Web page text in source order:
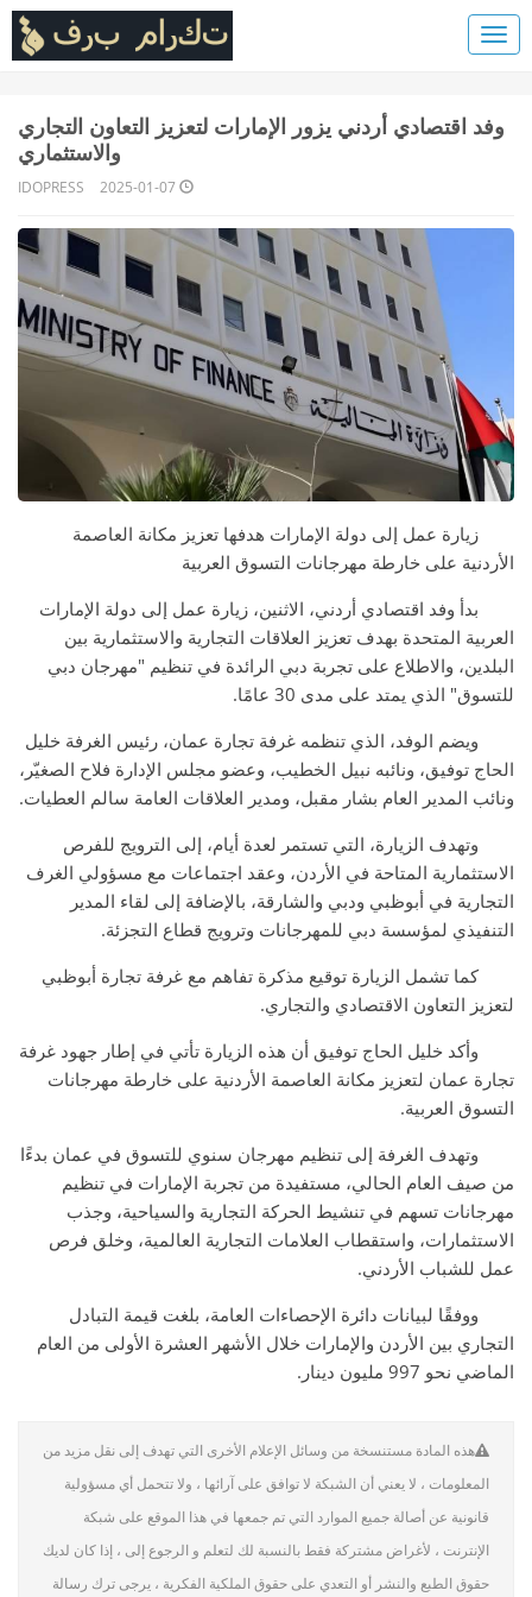
وفد اقتصادي أردني يزور الإمارات لتعزيز التعاون التجاري
والاستثماري
2025-01-07
IDOPRESS
زيارة عمل إلى دولة الإمارات هدفها تعزيز مكانة العاصمة
الأردنية على خارطة مهرجانات التسوق العربية
بدأ وفد اقتصادي أردني، الاثنين، زيارة عمل إلى دولة الإمارات
العربية المتحدة بهدف تعزيز العلاقات التجارية والاستثمارية بين
البلدين، والاطلاع على تجربة دبي الرائدة في تنظيم "مهرجان دبي
للتسوق" الذي يمتد على مدى 30 عامًا.
ويضم الوفد، الذي تنظمه غرفة تجارة عمان، رئيس الغرفة خليل
الحاج توفيق، ونائبه نبيل الخطيب، وعضو مجلس الإدارة فلاح الصغيّر،
ونائب المدير العام بشار مقبل، ومدير العلاقات العامة سالم العطيات.
وتهدف الزيارة، التي تستمر لعدة أيام، إلى الترويج للفرص
الاستثمارية المتاحة في الأردن، وعقد اجتماعات مع مسؤولي الغرف
التجارية في أبوظبي ودبي والشارقة، بالإضافة إلى لقاء المدير
التنفيذي لمؤسسة دبي للمهرجانات وترويج قطاع التجزئة.
كما تشمل الزيارة توقيع مذكرة تفاهم مع غرفة تجارة أبوظبي
لتعزيز التعاون الاقتصادي والتجاري.
وأكد خليل الحاج توفيق أن هذه الزيارة تأتي في إطار جهود غرفة
تجارة عمان لتعزيز مكانة العاصمة الأردنية على خارطة مهرجانات
التسوق العربية.
وتهدف الغرفة إلى تنظيم مهرجان سنوي للتسوق في عمان بدءًا
من صيف العام الحالي، مستفيدة من تجربة الإمارات في تنظيم
مهرجانات تسهم في تنشيط الحركة التجارية والسياحية، وجذب
الاستثمارات، واستقطاب العلامات التجارية العالمية، وخلق فرص
عمل للشباب الأردني.
ووفقًا لبيانات دائرة الإحصاءات العامة، بلغت قيمة التبادل
التجاري بين الأردن والإمارات خلال الأشهر العشرة الأولى من العام
الماضي نحو 997 مليون دينار.
هذه المادة مستنسخة من وسائل الإعلام الأخرى التي تهدف إلى نقل مزيد من
المعلومات ، لا يعني أن الشبكة لا توافق على آرائها ، ولا تتحمل أي مسؤولية
قانونية عن أصالة جميع الموارد التي تم جمعها في هذا الموقع على شبكة
الإنترنت ، لأغراض مشتركة فقط بالنسبة لك لتعلم و الرجوع إلى ، إذا كان لديك
حقوق الطبع والنشر أو التعدي على حقوق الملكية الفكرية ، يرجى ترك رسالة